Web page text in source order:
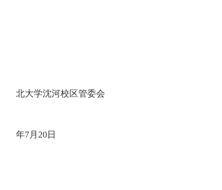
北大学沈河校区管委会
年7月20日